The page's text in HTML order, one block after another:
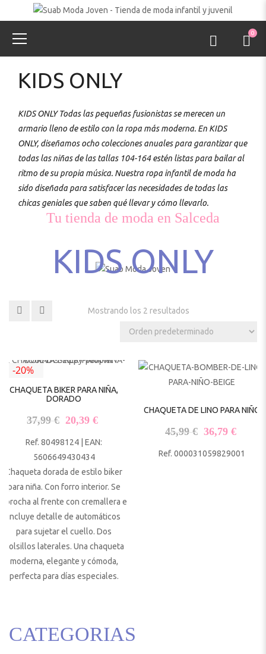
0
KIDS ONLY
KIDS ONLY Todas las pequeñas fusionistas se merecen un
armario lleno de estilo con la ropa más moderna. En KIDS
ONLY, diseñamos ocho colecciones anuales para garantizar que
todas las niñas de las tallas 104-164 estén listas para bailar al
ritmo de su propia música. Nuestra ropa infantil de moda ha
sido diseñada para satisfacer las necesidades de todas las
chicas geniales que saben qué llevar y cómo llevarlo.
Tu tienda de moda en Salceda
KIDS ONLY
Mostrando los 2 resultados
-20%
CHAQUETA BIKER PARA NIÑA,
DORADO
37,99€ El precio original era: 37,99 €.
20,39€
Ref. 80498124 | EAN:
5606649430434
Chaqueta dorada de estilo biker
para niña. Con forro interior. Se
abrocha al frente con cremallera e
incluye detalle de automáticos
para sujetar el cuello. Dos
bolsillos laterales. Una chaqueta
moderna, elegante y cómoda,
perfecta para días especiales.
CHAQUETA DE LINO PARA NIÑO
45,99€ El precio
36,79 €
Ref. 000031059829001
CATEGORIAS